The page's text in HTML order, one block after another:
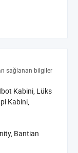
ürünler
hizmeti
veren ve
sağlanan bilgiler
Kabini, Lüks
Kabini,
Bantian